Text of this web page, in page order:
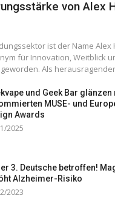
von Alex
ist der Name Alex
für Innovation, Weitblick
Als
und Geek Bar glänzen
MUSE- und
Awards
2025
3. Deutsche betroffen!
Alzheimer-Risiko
2023